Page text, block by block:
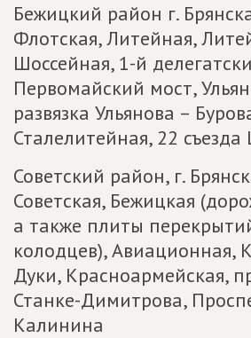
Бежицкий район г.
Флотская, Литейная,
Шоссейная, 1-й
Первомайский мост,
развязка Ульянова –
Сталелитейная, 22
Советский район, г.
Советская, Бежицкая
а также плиты
колодцев), Авиационная,
Дуки, Красноармейская,
Станке-Димитрова,
Калинина